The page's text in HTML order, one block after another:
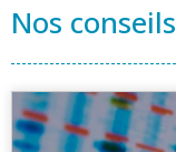
Nos conseils